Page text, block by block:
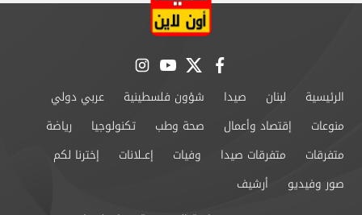
facebook
twitter
youtube
instagram
الرئيسية لبنان صيدا شؤون فلسطينية
عربي دولي
منوعات
إقتصاد وأعمال صحة وطب تكنولوجيا
رياضة
متفرقات
متفرقات صيدا وفيات إعــلانات
إخترنا لكم
صور وفيديو
أرشيف